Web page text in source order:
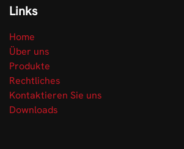
Links
Home
Über uns
Produkte
Rechtliches
Kontaktieren Sie uns
Downloads